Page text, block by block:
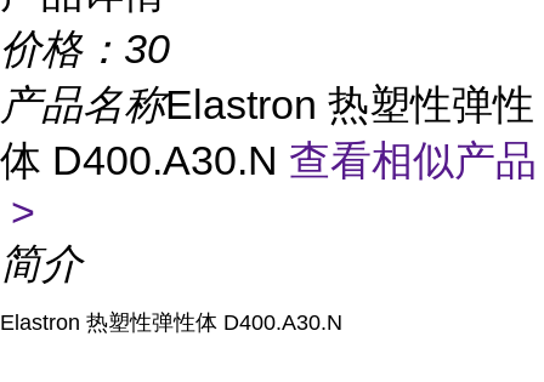
价格： 30
产品名称Elastron 热塑性弹性
体 D400.A30.N 查看相似产品
>
简介
Elastron 热塑性弹性体 D400.A30.N